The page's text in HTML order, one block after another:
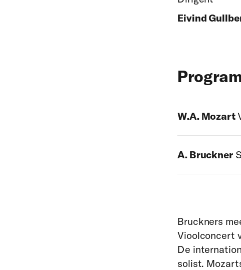
Eivind
W.A. Mozart
A. Bruckner
Bruckners
Vioolconcert
De
solist.